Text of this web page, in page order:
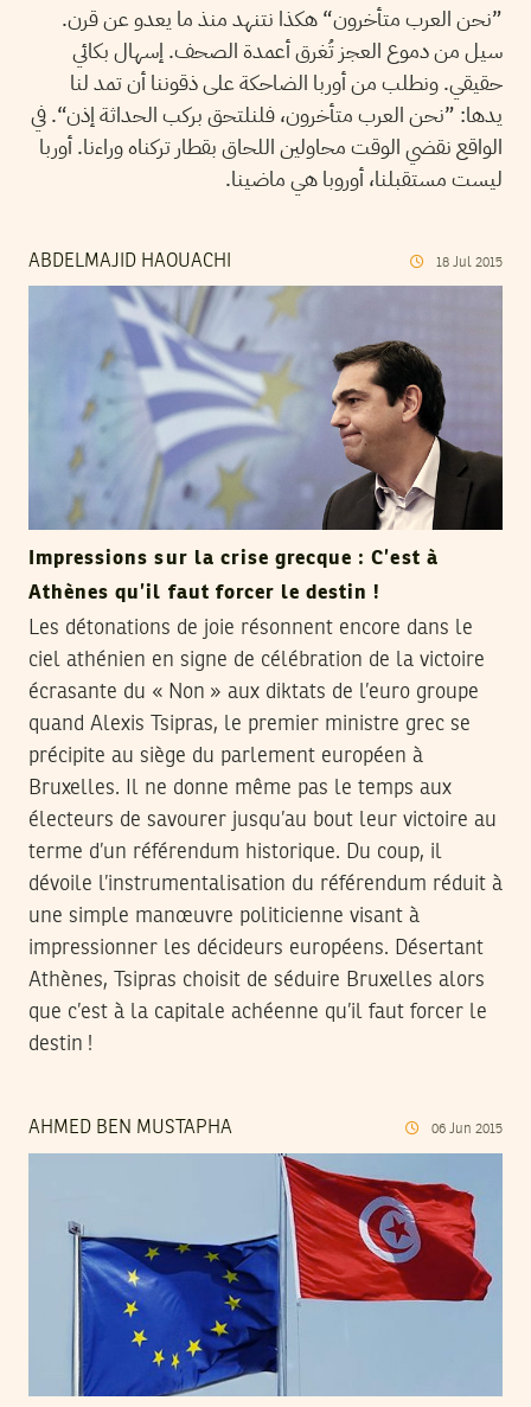
”نحن العرب متأخرون“ هكذا نتنهد منذ ما يعدو عن قرن.
سيل من دموع العجز تُغرق أعمدة الصحف. إسهال بكائي
حقيقي. ونطلب من أوربا الضاحكة على ذقوننا أن تمد لنا
يدها: ”نحن العرب متأخرون، فلنلتحق بركب الحداثة إذن“. في
الواقع نقضي الوقت محاولين اللحاق بقطار تركناه وراءنا. أوربا
ليست مستقبلنا، أوروبا هي ماضينا.
ABDELMAJID HAOUACHI 18 Jul 2015
Impressions sur la crise grecque : C’est à
Athènes qu’il faut forcer le destin !
Les détonations de joie résonnent encore dans le
ciel athénien en signe de célébration de la victoire
écrasante du « Non » aux diktats de l’euro groupe
quand Alexis Tsipras, le premier ministre grec se
précipite au siège du parlement européen à
Bruxelles. Il ne donne même pas le temps aux
électeurs de savourer jusqu’au bout leur victoire au
terme d’un référendum historique. Du coup, il
dévoile l’instrumentalisation du référendum réduit à
une simple manœuvre politicienne visant à
impressionner les décideurs européens. Désertant
Athènes, Tsipras choisit de séduire Bruxelles alors
que c’est à la capitale achéenne qu’il faut forcer le
destin !
AHMED BEN MUSTAPHA 06 Jun 2015